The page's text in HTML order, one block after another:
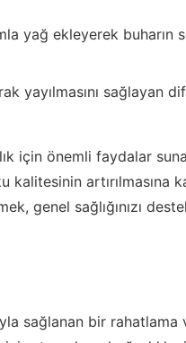
yağ ekleyerek buharın
yayılmasını sağlayan
için önemli faydalar
kalitesinin
genel sağlığınızı
sağlanan bir